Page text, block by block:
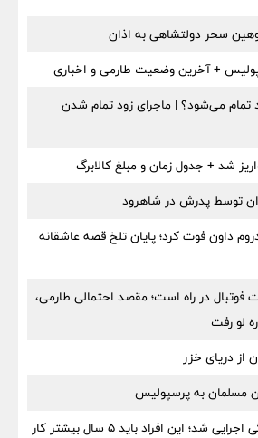
سحر دولتشاهی به اذان
+ آخرین وضعیت طارمی و اخباری
تمام می‌شود؟ | ماجرای زود تمام شدن
توسط پدرش در شاهرود
داون فوت کرد؛ پایان تلخ قصه عاشقانه
فوتبال در راه است؛ مقصد احتمالی طارمی،
از دریای خزر
به پرسپولیس
شرط جدید بازنشستگی اجرایی شد؛ این افراد باید ۵ سال بیشتر کار